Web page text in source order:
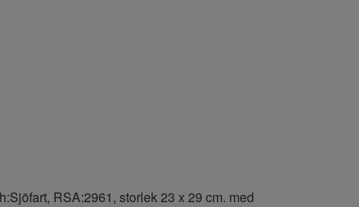
RSA:2961, storlek 23 x 29 cm. med